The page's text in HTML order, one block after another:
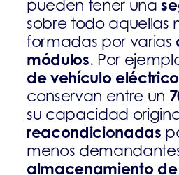
pueden tener una
sobre todo aquellas
formadas por varias
módulos. Por
de vehículo eléctrico
conservan entre un
su capacidad
reacondicionadas
menos
almacenamiento